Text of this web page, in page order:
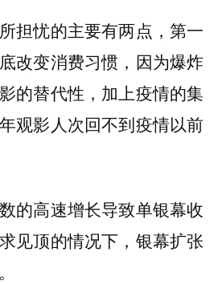
担忧的主要有两点，第一
改变消费习惯，因为爆炸
的替代性，加上疫情的集
观影人次回不到疫情以前
的高速增长导致单银幕收
见顶的情况下，银幕扩张